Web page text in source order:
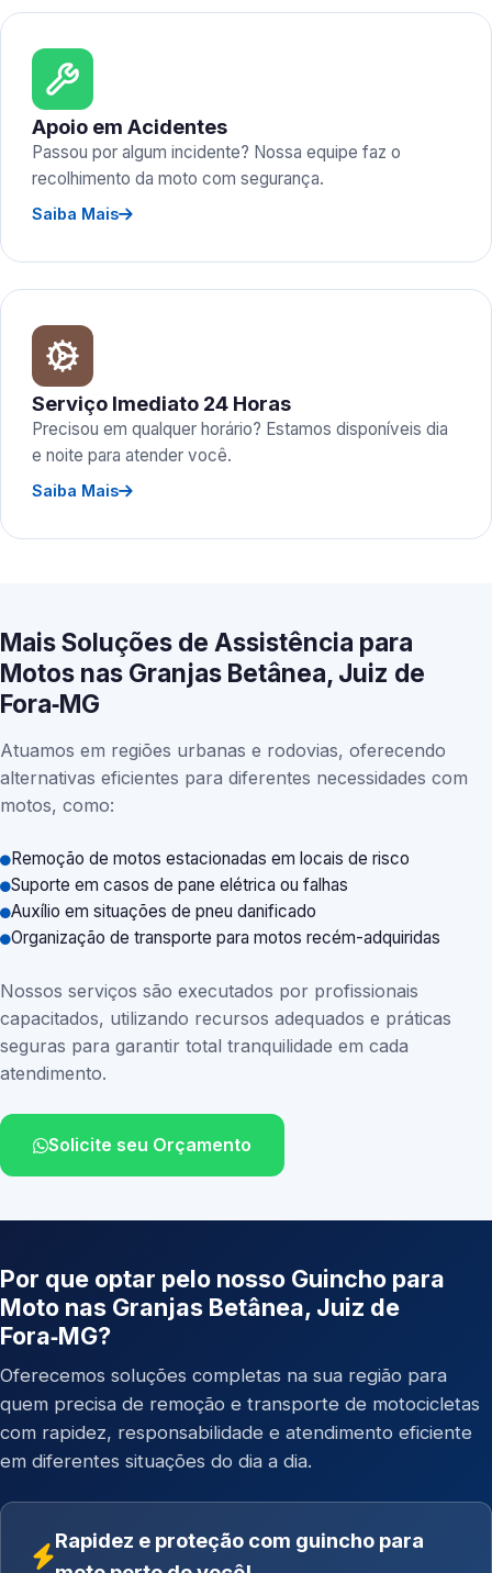
Apoio em Acidentes
Passou por algum incidente? Nossa equipe faz o
recolhimento da moto com segurança.
Saiba Mais
Serviço Imediato 24 Horas
Precisou em qualquer horário? Estamos disponíveis dia
e noite para atender você.
Saiba Mais
Mais Soluções de Assistência para
Motos nas Granjas Betânea, Juiz de
Fora‑MG
Atuamos em regiões urbanas e rodovias, oferecendo
alternativas eficientes para diferentes necessidades com
motos, como:
Remoção de motos estacionadas em locais de risco
Suporte em casos de pane elétrica ou falhas
Auxílio em situações de pneu danificado
Organização de transporte para motos recém-adquiridas
Nossos serviços são executados por profissionais
capacitados, utilizando recursos adequados e práticas
seguras para garantir total tranquilidade em cada
atendimento.
Solicite seu Orçamento
Por que optar pelo nosso Guincho para
Moto nas Granjas Betânea, Juiz de
Fora‑MG?
Oferecemos soluções completas na sua região para
quem precisa de remoção e transporte de motocicletas
com rapidez, responsabilidade e atendimento eficiente
em diferentes situações do dia a dia.
Rapidez e proteção com guincho para